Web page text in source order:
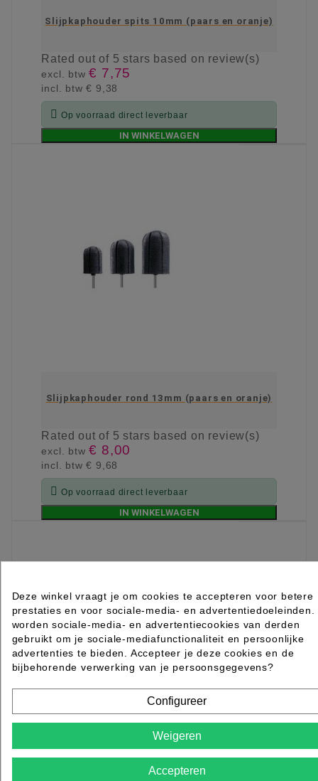
Slijpkaphouder spits 10mm (paars en oranje)
Ratedout of 5 stars based on review(s)
excl. btw€ 7,75
incl. btw€ 9,38
 Op voorraad direct leverbaar
IN WINKELWAGEN
Slijpkaphouder rond 13mm (paars en oranje)
Ratedout of 5 stars based on review(s)
excl. btw€ 8,00
incl. btw€ 9,68
 Op voorraad direct leverbaar
IN WINKELWAGEN
Podo Slijpkaphouder gummi spits 13mm
Deze winkel vraagt je om cookies te accepteren voor betere
prestaties en voor sociale-media- en advertentiedoeleinden.
worden sociale-media- en advertentiecookies van derden
gebruikt om je sociale-mediafunctionaliteit en persoonlijke
advertenties te bieden. Accepteer je deze cookies en de
bijbehorende verwerking van je persoonsgegevens?
Configureer
Weigeren
Accepteren